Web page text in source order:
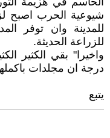
شيوعية الحرب اصبح
للمدينة وان توفر
للزراعة الحديثة.
واخيرا" بقي الكثير
درجة ان مجلدات
يتبع